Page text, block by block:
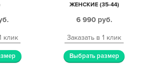
клик
ЖЕНСКИЕ (35-44)
6 990 руб.
Заказать в 1 клик
Выбрать размер